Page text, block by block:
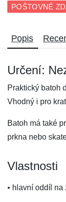
POŠTOVNÉ
Popis
Určení:
Praktický batoh
Vhodný i pro
Batoh má také
prkna nebo
Vlastnosti
• hlavní oddíl na